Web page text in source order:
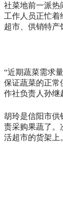
社菜地前一派热
工作人员正忙着
超市、供销特产
“近期蔬菜需求
保证蔬菜的正常
作社负责人孙继
胡玲是信阳市供
责采购果蔬了。
活超市的货架上